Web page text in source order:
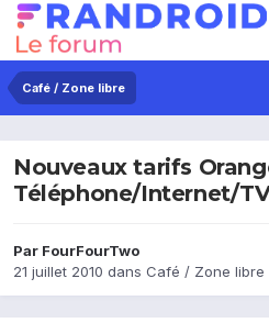
Café / Zone libre
Nouveaux tarifs
Téléphone/Internet/
Par FourFourTwo
21 juillet 2010 dans Café / Zone libre